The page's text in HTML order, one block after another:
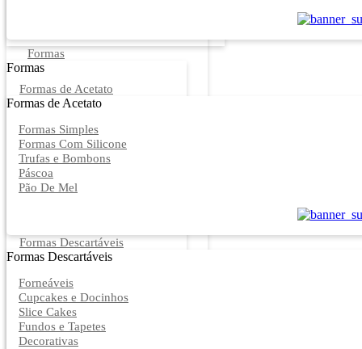
Formas
Formas
Formas de Acetato
Formas de Acetato
Formas Simples
Formas Com Silicone
Trufas e Bombons
Páscoa
Pão De Mel
Formas Descartáveis
Formas Descartáveis
Forneáveis
Cupcakes e Docinhos
Slice Cakes
Fundos e Tapetes
Decorativas